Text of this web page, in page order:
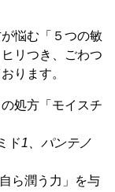
悩む「５つの敏
リつき、ごわつ
ります。
処方「モイスチ
ド1、パンテノ
ら潤う力」を与